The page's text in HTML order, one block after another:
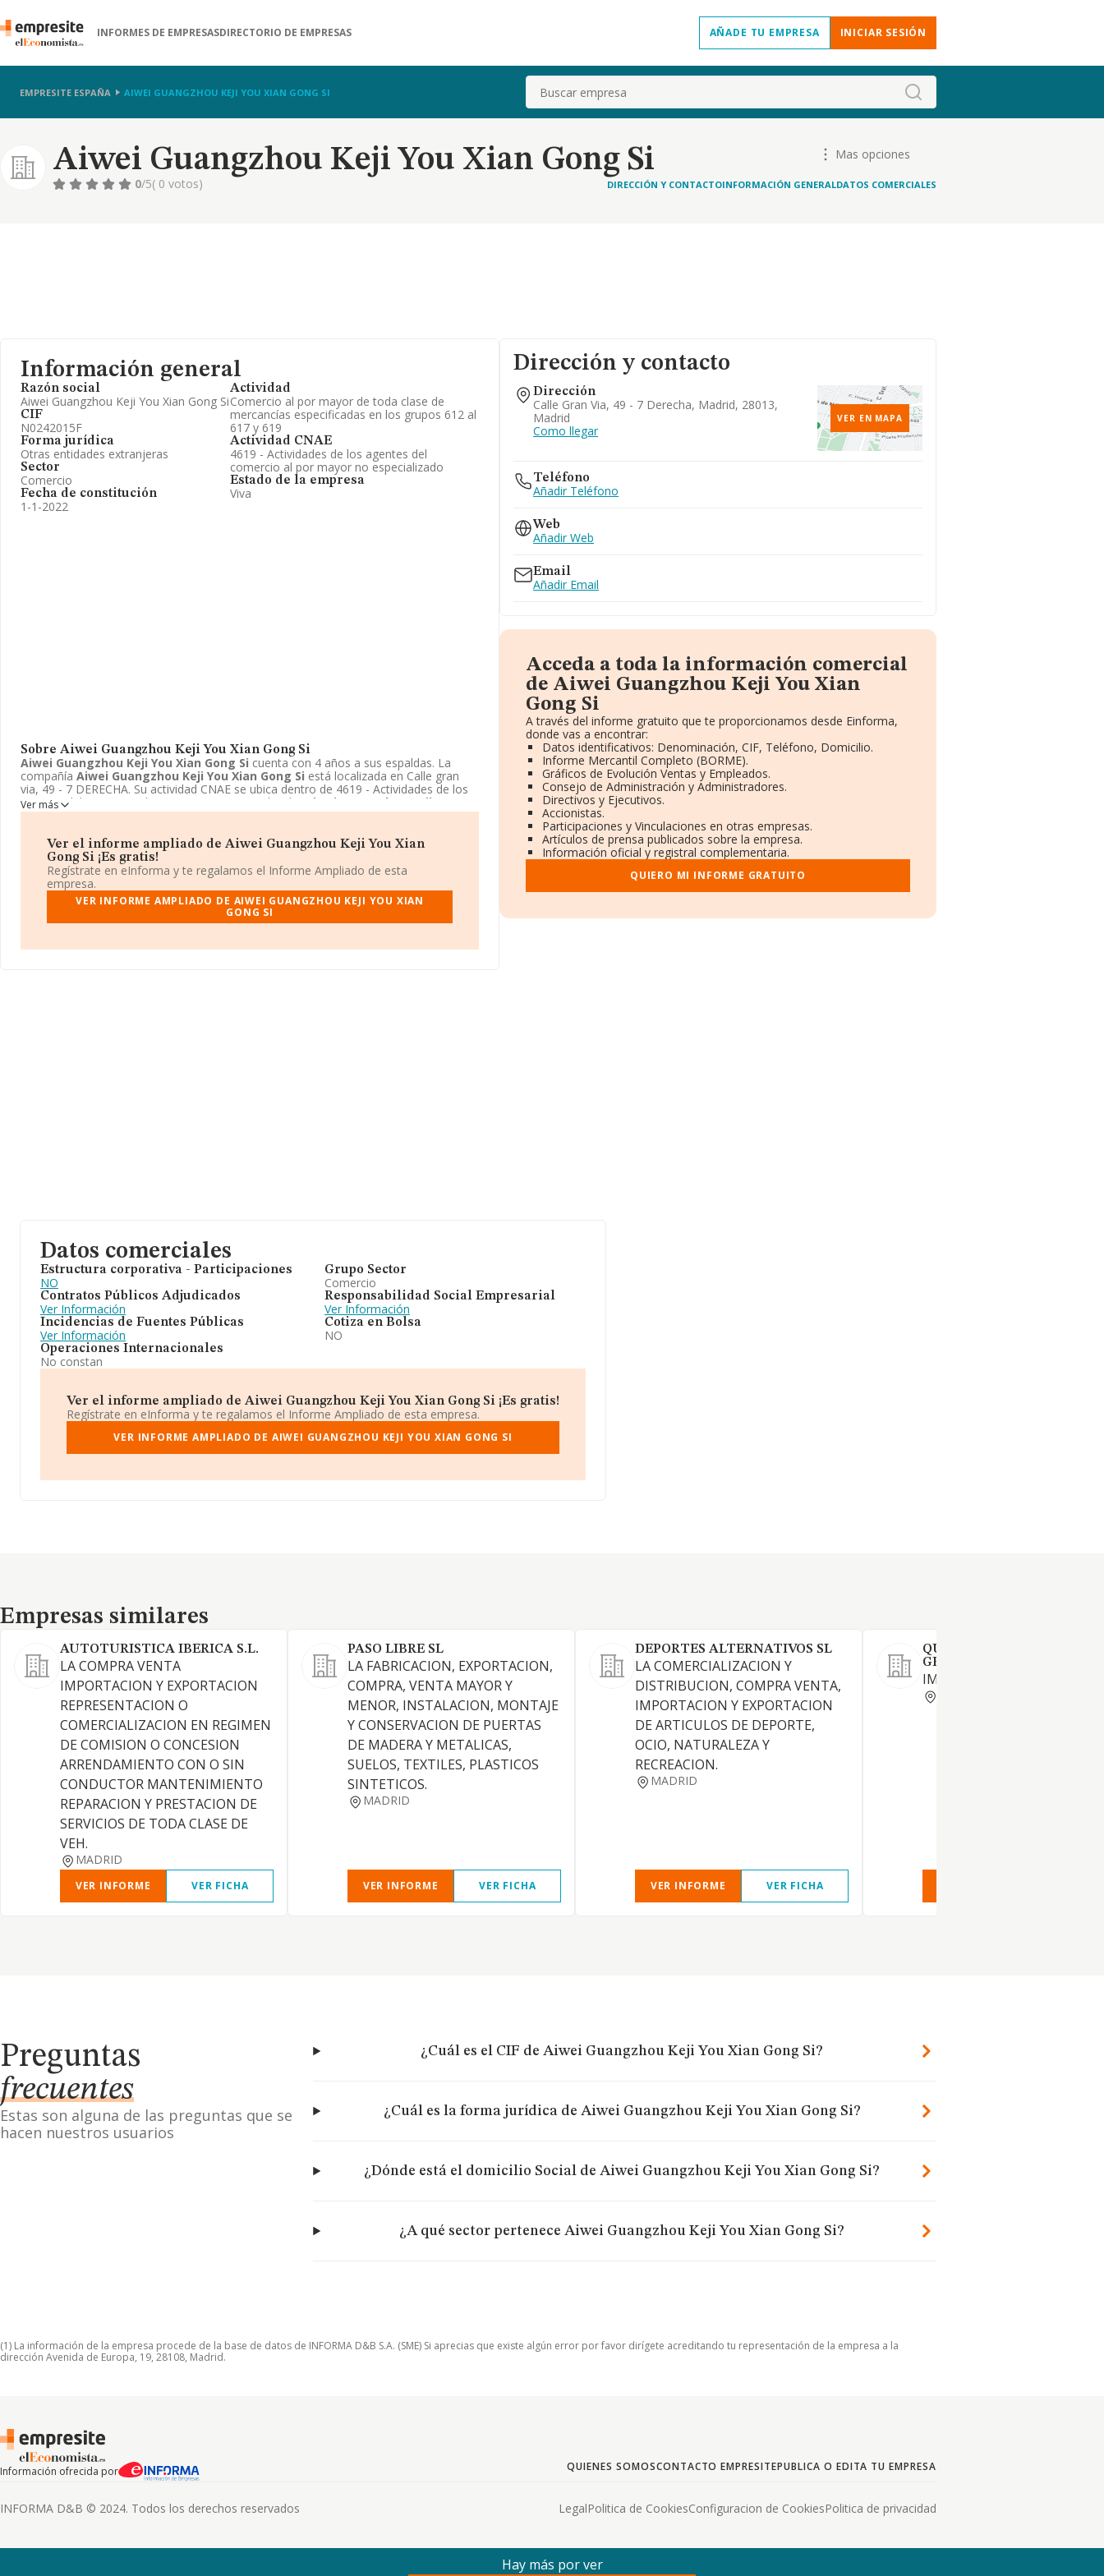
INFORMES DE EMPRESASDIRECTORIO DE EMPRESAS AÑADE TU EMPRESA INICIAR SESIÓN
EMPRESITE ESPAÑA AIWEI GUANGZHOU KEJI YOU XIAN GONG SI Buscar
Aiwei Guangzhou Keji You Xian Gong Si
Mas opciones
0/5( 0 votos) DIRECCIÓN Y CONTACTOINFORMACIÓN GENERALDATOS COMERCIALES
Información general
Razón social
Aiwei Guangzhou Keji You Xian Gong Si
CIF
N0242015F
Forma jurídica
Otras entidades extranjeras
Sector
Comercio
Fecha de constitución
1-1-2022
Actividad
Comercio al por mayor de toda clase de
mercancías especificadas en los grupos 612 al
617 y 619
Actividad CNAE
4619 - Actividades de los agentes del
comercio al por mayor no especializado
Estado de la empresa
Viva
Sobre Aiwei Guangzhou Keji You Xian Gong Si
Aiwei Guangzhou Keji You Xian Gong Si cuenta con 4 años a sus espaldas. La
compañía Aiwei Guangzhou Keji You Xian Gong Si está localizada en Calle gran
via, 49 - 7 DERECHA. Su actividad CNAE se ubica dentro de 4619 - Actividades de los
agentes del comercio al por mayor no especializado.
Aiwei Guangzhou Keji You
Xian Gong Sitiene un modelo de sociedad Otras entidades extranjeras.
Ver más
Ver el informe ampliado de Aiwei Guangzhou Keji You Xian
Gong Si ¡Es gratis!
Regístrate en eInforma y te regalamos el Informe Ampliado de esta
empresa.
VER INFORME AMPLIADO DE AIWEI GUANGZHOU KEJI YOU XIAN
GONG SI
Dirección y contacto
Dirección
Calle Gran Via, 49 - 7 Derecha, Madrid, 28013,
Madrid
Como llegar
VER EN MAPA
Teléfono
Añadir Teléfono
Web
Añadir Web
Email
Añadir Email
Acceda a toda la información comercial
de Aiwei Guangzhou Keji You Xian
Gong Si
A través del informe gratuito que te proporcionamos desde Einforma,
donde vas a encontrar:
Datos identificativos: Denominación, CIF, Teléfono, Domicilio.
Informe Mercantil Completo (BORME).
Gráficos de Evolución Ventas y Empleados.
Consejo de Administración y Administradores.
Directivos y Ejecutivos.
Accionistas.
Participaciones y Vinculaciones en otras empresas.
Artículos de prensa publicados sobre la empresa.
Información oficial y registral complementaria.
QUIERO MI INFORME GRATUITO
Datos comerciales
Estructura corporativa - Participaciones
NO
Contratos Públicos Adjudicados
Ver Información
Incidencias de Fuentes Públicas
Ver Información
Operaciones Internacionales
No constan
Grupo Sector
Comercio
Responsabilidad Social Empresarial
Ver Información
Cotiza en Bolsa
NO
Ver el informe ampliado de Aiwei Guangzhou Keji You Xian Gong Si ¡Es gratis!
Regístrate en eInforma y te regalamos el Informe Ampliado de esta empresa.
VER INFORME AMPLIADO DE AIWEI GUANGZHOU KEJI YOU XIAN GONG SI
Empresas similares
Empresas similares
AUTOTURISTICA IBERICA S.L.
LA COMPRA VENTA
IMPORTACION Y EXPORTACION
REPRESENTACION O
COMERCIALIZACION EN REGIMEN
DE COMISION O CONCESION
ARRENDAMIENTO CON O SIN
CONDUCTOR MANTENIMIENTO
REPARACION Y PRESTACION DE
SERVICIOS DE TODA CLASE DE
VEH.
MADRID
VER INFORME VER FICHA
PASO LIBRE SL
LA FABRICACION, EXPORTACION,
COMPRA, VENTA MAYOR Y
MENOR, INSTALACION, MONTAJE
Y CONSERVACION DE PUERTAS
DE MADERA Y METALICAS,
SUELOS, TEXTILES, PLASTICOS
SINTETICOS.
MADRID
VER INFORME VER FICHA
DEPORTES ALTERNATIVOS SL
LA COMERCIALIZACION Y
DISTRIBUCION, COMPRA VENTA,
IMPORTACION Y EXPORTACION
DE ARTICULOS DE DEPORTE,
OCIO, NATURALEZA Y
RECREACION.
MADRID
VER INFORME VER FICHA
QUIMILABOR
GENERALES SL
IMPORTACION DE PILAS
Preguntas
frecuentes
Estas son alguna de las preguntas que se
hacen nuestros usuarios
¿Cuál es el CIF de Aiwei Guangzhou Keji You Xian Gong Si?
¿Cuál es la forma jurídica de Aiwei Guangzhou Keji You Xian Gong Si?
¿Dónde está el domicilio Social de Aiwei Guangzhou Keji You Xian Gong Si?
¿A qué sector pertenece Aiwei Guangzhou Keji You Xian Gong Si?
(1) La información de la empresa procede de la base de datos de INFORMA D&B S.A. (SME) Si aprecias que existe algún error por favor dirígete acreditando tu representación de la empresa a la
dirección Avenida de Europa, 19, 28108, Madrid.
Información ofrecida por QUIENES SOMOSCONTACTO EMPRESITEPUBLICA O EDITA TU EMPRESA
INFORMA D&B © 2024. Todos los derechos reservados LegalPolitica de CookiesConfiguracion de CookiesPolitica de privacidad
Hay más por ver